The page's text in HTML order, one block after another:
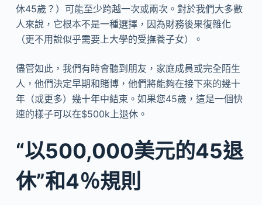
休45歲？）可能至少跨越一次或兩次。對於我們大多數
人來說，它根本不是一種選擇，因為財務後果復雜化
（更不用說似乎需要上大學的受撫養子女）。
儘管如此，我們有時會聽到朋友，家庭成員或完全陌生
人，他們決定早期和賭博，他們將能夠在接下來的幾十
年（或更多）幾十年中結束。如果您45歲，這是一個快
速的樣子可以在$500k上退休。
“以500,000美元的45退
休”和4％規則